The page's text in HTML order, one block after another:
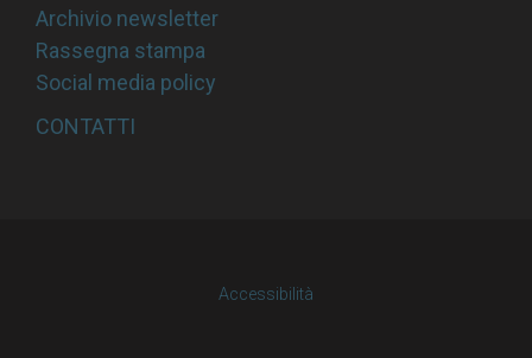
Archivio newsletter
Rassegna stampa
Social media policy
CONTATTI
Accessibilità